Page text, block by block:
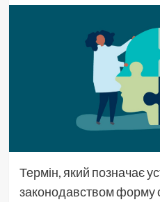
Термін, який позначає
законодавством форму